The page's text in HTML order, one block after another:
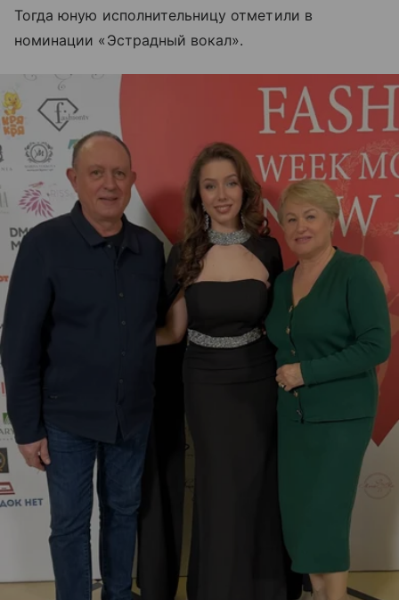
Тогда юную исполнительницу отметили в
номинации «Эстрадный вокал».